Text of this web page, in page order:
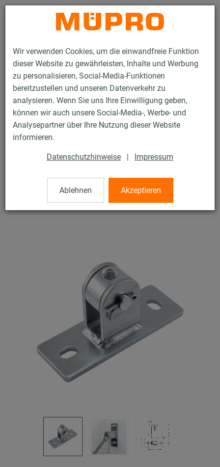
Wir verwenden Cookies, um die einwandfreie Funktion
dieser Website zu gewährleisten, Inhalte und Werbung
zu personalisieren, Social-Media-Funktionen
bereitzustellen und unseren Datenverkehr zu
analysieren. Wenn Sie uns Ihre Einwilligung geben,
können wir auch unsere Social-Media-, Werbe- und
Analysepartner über Ihre Nutzung dieser Website
informieren.
Datenschutzhinweise | Impressum
Ablehnen Akzeptieren
Kontakt
Produkte Befestigungstechnik Montageteile VARIO-Grundplatte
72 / 76
VARIO-Grundplatte
VARIO-Grundplatte 165 x 60 x 8 mm, M16, Langlöcher 13,5
x 20 mm inkl. Bolzen und Splint, verzinkt, montiert